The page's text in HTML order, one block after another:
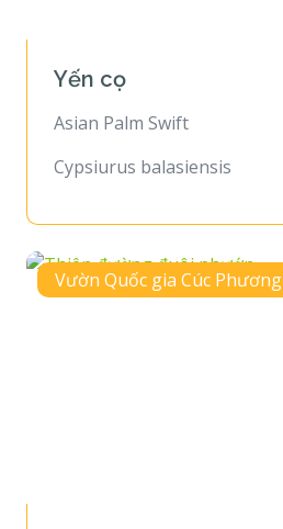
Yến cọ
Asian Palm Swift
Cypsiurus balasiensis
Vườn Quốc gia Cúc Phương